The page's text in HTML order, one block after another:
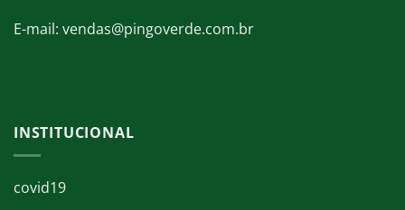
E-mail: vendas@pingoverde.com.br
INSTITUCIONAL
covid19